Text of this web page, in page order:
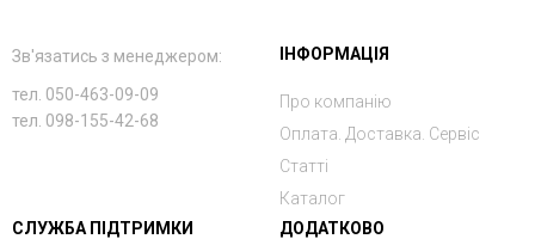
Зв'язатись з менеджером:
тел. 050-463-09-09
тел. 098-155-42-68
ІНФОРМАЦІЯ
Про компанію
Оплата. Доставка. Сервіс
Статті
Каталог
СЛУЖБА ПІДТРИМКИ
ДОДАТКОВО